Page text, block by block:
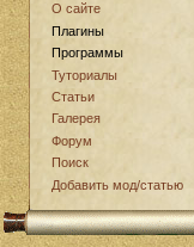
О сайте
Плагины
Программы
Туториалы
Статьи
Галерея
Форум
Поиск
Добавить мод/статью